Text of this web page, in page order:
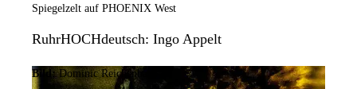
Spiegelzelt auf PHOENIX West
RuhrHOCHdeutsch: Ingo Appelt
Bild: Dominic Reichenbach